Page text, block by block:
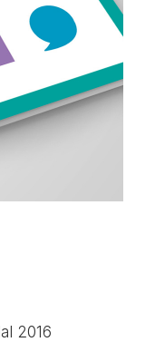
2016